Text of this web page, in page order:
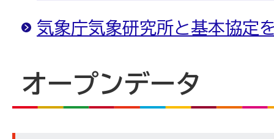
気象庁気象研究所と基本協定
オープンデータ